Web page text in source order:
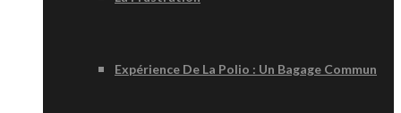
Expérience De La Polio : Un Bagage Commun